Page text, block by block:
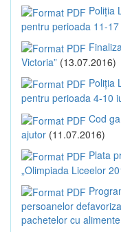
Poliția
pentru perioada 11-
Victoria” (13.07.2016)
Poliția
pentru perioada 4-10
Cod
ajutor (11.07.2016)
Plata
„Olimpiada Liceelor
persoanelor
pachetelor cu alimente